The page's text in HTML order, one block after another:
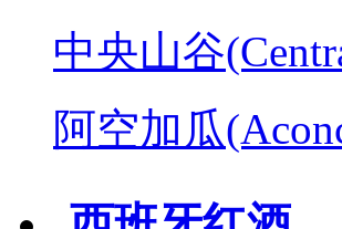
中央山谷
阿空加瓜